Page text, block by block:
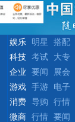
娱乐 明星 搭配
科技
考试 大专
企业 要闻 展会
游戏
手游 电子
消费 导购 行情
微商
行情 要闻